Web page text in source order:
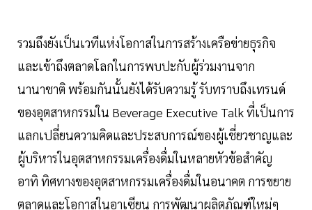
รวมถึงยังเป็นเวทีแห่งโอกาสในการสร้างเครือข่ายธุรกิจ
และเข้าถึงตลาดโลกในการพบปะกับผู้ร่วมงานจาก
นานาชาติ พร้อมกันนั้นยังได้รับความรู้ รับทราบถึงเทรนด์
ของอุตสาหกรรมใน Beverage Executive Talk ที่เป็นการ
แลกเปลี่ยนความคิดและประสบการณ์ของผู้เชี่ยวชาญและ
ผู้บริหารในอุตสาหกรรมเครื่องดื่มในหลายหัวข้อสำคัญ
อาทิ ทิศทางของอุตสาหกรรมเครื่องดื่มในอนาคต การขยาย
ตลาดและโอกาสในอาเซียน การพัฒนาผลิตภัณฑ์ใหม่ๆ